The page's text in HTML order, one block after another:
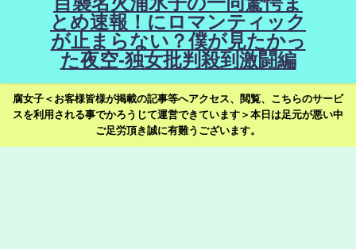
とめ速報！にロマンティック
が止まらない？僕が見たかっ
た夜空-独女批判殺到激闘編
腐女子＜お客様皆様が掲載の記事等へアクセス、閲覧、こちらのサービ
スを利用される事でかろうじて運営できています＞本日は足元が悪い中
ご足労頂き誠に有難うございます。